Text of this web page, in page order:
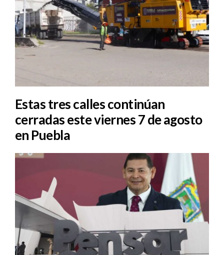
Estas tres calles continúan
cerradas este viernes 7 de agosto
en Puebla